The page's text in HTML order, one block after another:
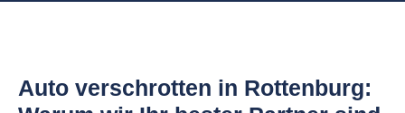
Auto verschrotten in Rottenburg: